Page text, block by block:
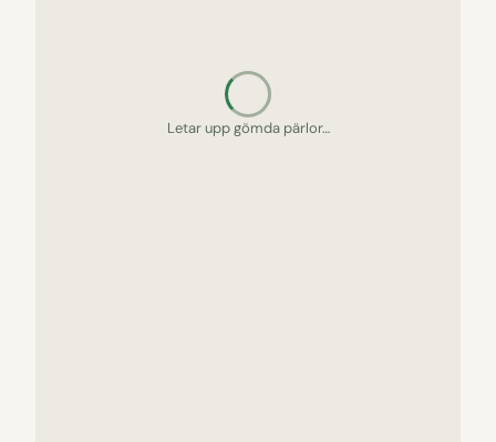
Letar upp gömda pärlor…